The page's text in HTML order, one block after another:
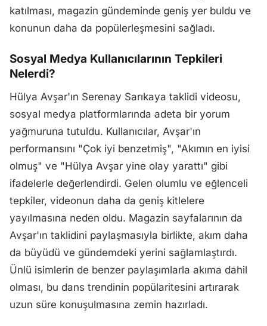
katılması, magazin gündeminde geniş yer buldu ve
konunun daha da popülerleşmesini sağladı.
Sosyal Medya Kullanıcılarının Tepkileri
Nelerdi?
Hülya Avşar'ın Serenay Sarıkaya taklidi videosu,
sosyal medya platformlarında adeta bir yorum
yağmuruna tutuldu. Kullanıcılar, Avşar'ın
performansını "Çok iyi benzetmiş", "Akımın en iyisi
olmuş" ve "Hülya Avşar yine olay yarattı" gibi
ifadelerle değerlendirdi. Gelen olumlu ve eğlenceli
tepkiler, videonun daha da geniş kitlelere
yayılmasına neden oldu. Magazin sayfalarının da
Avşar'ın taklidini paylaşmasıyla birlikte, akım daha
da büyüdü ve gündemdeki yerini sağlamlaştırdı.
Ünlü isimlerin de benzer paylaşımlarla akıma dahil
olması, bu dans trendinin popülaritesini artırarak
uzun süre konuşulmasına zemin hazırladı.